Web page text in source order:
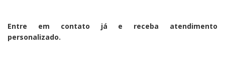
Entre em contato já e receba atendimento
personalizado.